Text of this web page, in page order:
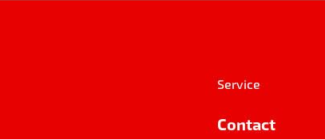
Service
Contact